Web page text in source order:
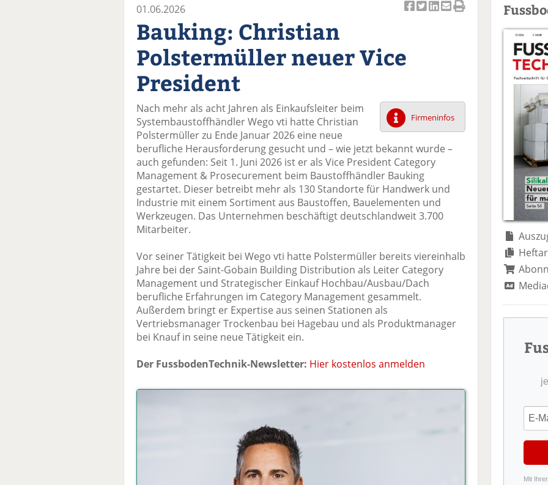
el
F
ac
e
o
o
k
te
il
e
tt
er
Li
n
di
n
il
e
n
E
m
v
se
n
e
ck
e
01.06.2026
Bauking: Christian
Polstermüller neuer Vice
President
Firmeninfos
Nach mehr als acht Jahren als Einkaufsleiter beim
Systembaustoffhändler Wego vti hatte Christian
Polstermüller zu Ende Januar 2026 eine neue
berufliche Herausforderung gesucht und – wie jetzt bekannt wurde –
auch gefunden: Seit 1. Juni 2026 ist er als Vice President Category
Management & Prosecurement beim Baustoffhändler Bauking
gestartet. Dieser betreibt mehr als 130 Standorte für Handwerk und
Industrie mit einem Sortiment aus Baustoffen, Bauelementen und
Werkzeugen. Das Unternehmen beschäftigt deutschlandweit 3.700
Mitarbeiter.
Vor seiner Tätigkeit bei Wego vti hatte Polstermüller bereits viereinhalb
Jahre bei der Saint-Gobain Building Distribution als Leiter Category
Management und Strategischer Einkauf Hochbau/Ausbau/Dach
berufliche Erfahrungen im Category Management gesammelt.
Außerdem bringt er Expertise aus seinen Stationen als
Vertriebsmanager Trockenbau bei Hagebau und als Produktmanager
bei Knauf in seine neue Tätigkeit ein.
Der FussbodenTechnik-Newsletter: Hier kostenlos anmelden
Mit